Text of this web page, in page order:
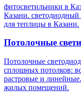
фитосветильники в
Казани.
для теплицы в Казани.
Потолочные
Потолочные
сплошных потолков:
растровые и
жилых помещений.